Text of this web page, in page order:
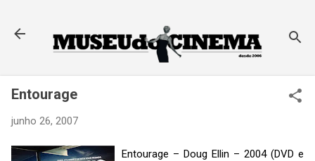
Entourage
junho 26, 2007
Entourage – Doug Ellin – 2004 (DVD e